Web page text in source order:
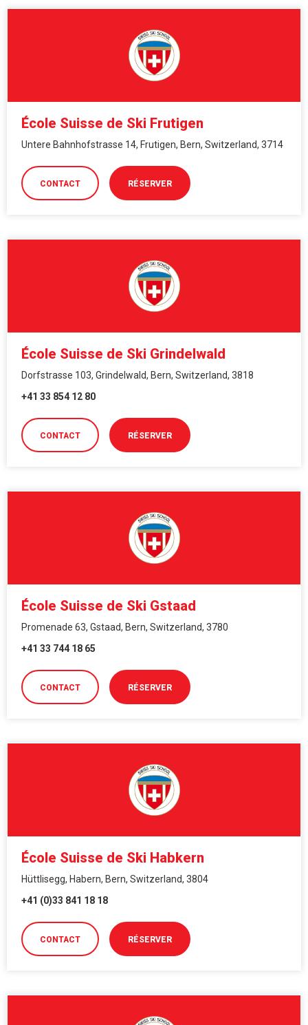
École Suisse de Ski Frutigen
Untere Bahnhofstrasse 14, Frutigen, Bern, Switzerland, 3714
CONTACT RÉSERVER
École Suisse de Ski Grindelwald
Dorfstrasse 103, Grindelwald, Bern, Switzerland, 3818
+41 33 854 12 80
CONTACT RÉSERVER
École Suisse de Ski Gstaad
Promenade 63, Gstaad, Bern, Switzerland, 3780
+41 33 744 18 65
CONTACT RÉSERVER
École Suisse de Ski Habkern
Hüttlisegg, Habern, Bern, Switzerland, 3804
+41 (0)33 841 18 18
CONTACT RÉSERVER